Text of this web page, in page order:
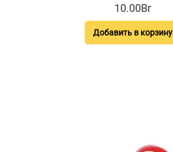
10.00Br
Добавить в корзину